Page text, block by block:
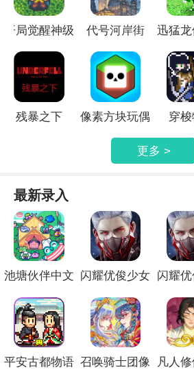
开局觉醒神级
代号河岸街
迅猛
残暴之下
像素方块玩偶
穿
更多 >
最新录入
池塘伙伴中文 闪耀优俊少女 闪耀
平安古都物语 召唤骑士团像
凡人